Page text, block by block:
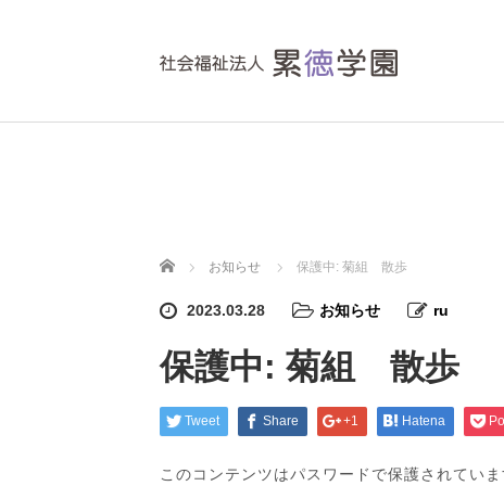
ホーム お知らせ 保護中: 菊組 散歩
2023.03.28 お知らせ ru
保護中: 菊組 散歩
Tweet Share +1 Hatena
このコンテンツはパスワードで保護されてい